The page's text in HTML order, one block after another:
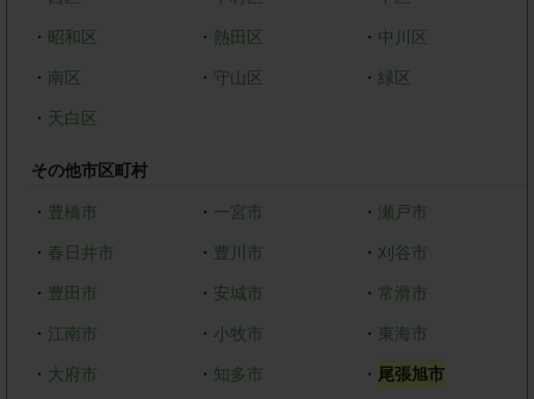
・ 昭和区 ・ 熱田区 ・ 中川区
・ 南区 ・ 守山区 ・ 緑区
・ 天白区
その他市区町村
・ 豊橋市 ・ 一宮市 ・瀬戸市
・ 春日井市 ・ 豊川市 ・ 刈谷市
・ 豊田市 ・ 安城市 ・ 常滑市
・ 江南市 ・ 小牧市 ・ 東海市
・ 大府市 ・ 知多市 ・ 尾張旭市